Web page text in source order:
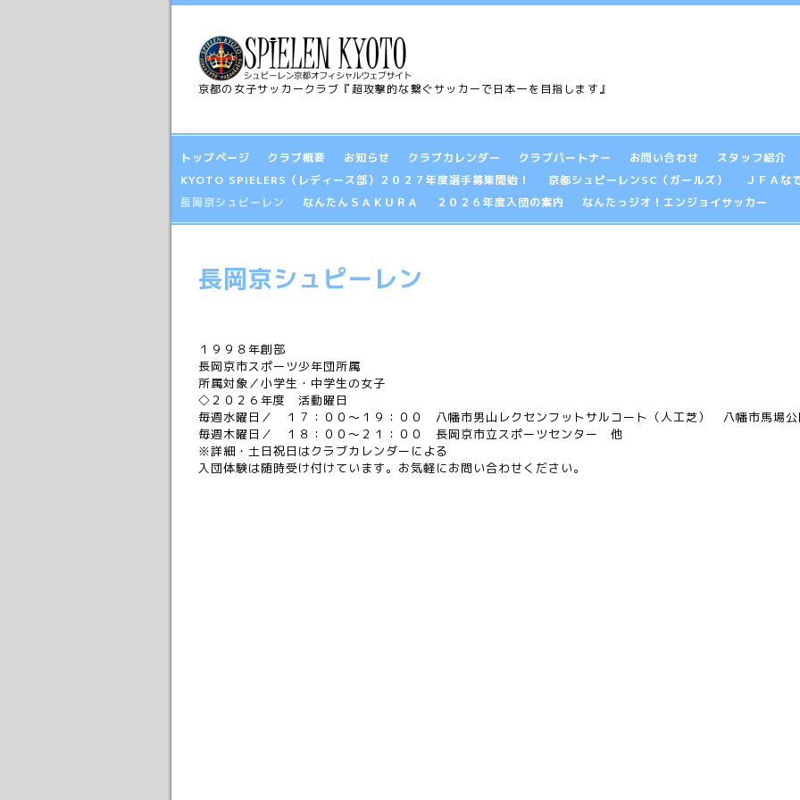
京都の女子サッカークラブ『超攻撃的な繋ぐサッカーで日本一を目指します』
トップページ クラブ概要 お知らせ クラブカレンダー クラブパートナー お問い合わせ スタッフ紹介
KYOTO SPIELERS（レディース部）２０２７年度選手募集開始！
京都シュピーレンSC（ガールズ） ＪＦＡな
長岡京シュピーレン
なんたんＳＡＫＵＲＡ ２０２６年度入団の案内 なんたっジオ！エンジョイサッカー
長岡京シュピーレン
１９９８年創部
長岡京市スポーツ少年団所属
所属対象／小学生・中学生の女子
◇２０２６年度 活動曜日
毎週水曜日／ １７：００～１９：００ 八幡市男山レクセンフットサルコート（人工芝） 八幡市馬場公
毎週木曜日／ １８：００～２１：００ 長岡京市立スポーツセンター 他
※詳細・土日祝日はクラブカレンダーによる
入団体験は随時受け付けています。お気軽にお問い合わせください。